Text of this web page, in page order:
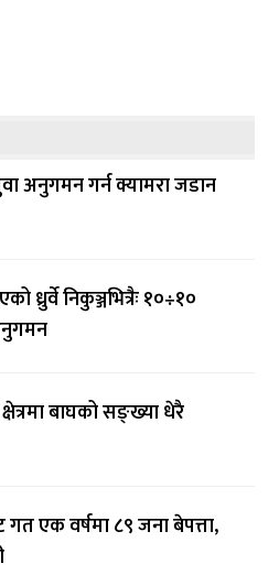
अनुगमन गर्न क्यामरा जडान
ध्रुर्वे निकुञ्जभित्रैः १०÷१०
बाघको सङ्ख्या धेरै
एक वर्षमा ८९ जना बेपत्ता,